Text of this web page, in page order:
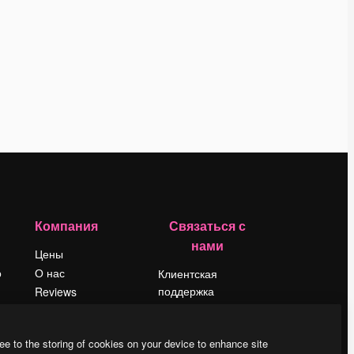
Компания
Цены
О нас
Reviews
Блог
Связаться с
нами
Клиентская
поддержка
LinkedIn
to the storing of cookies on your device to enhance site